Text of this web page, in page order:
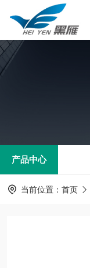
产品中心
当前位置： 首页